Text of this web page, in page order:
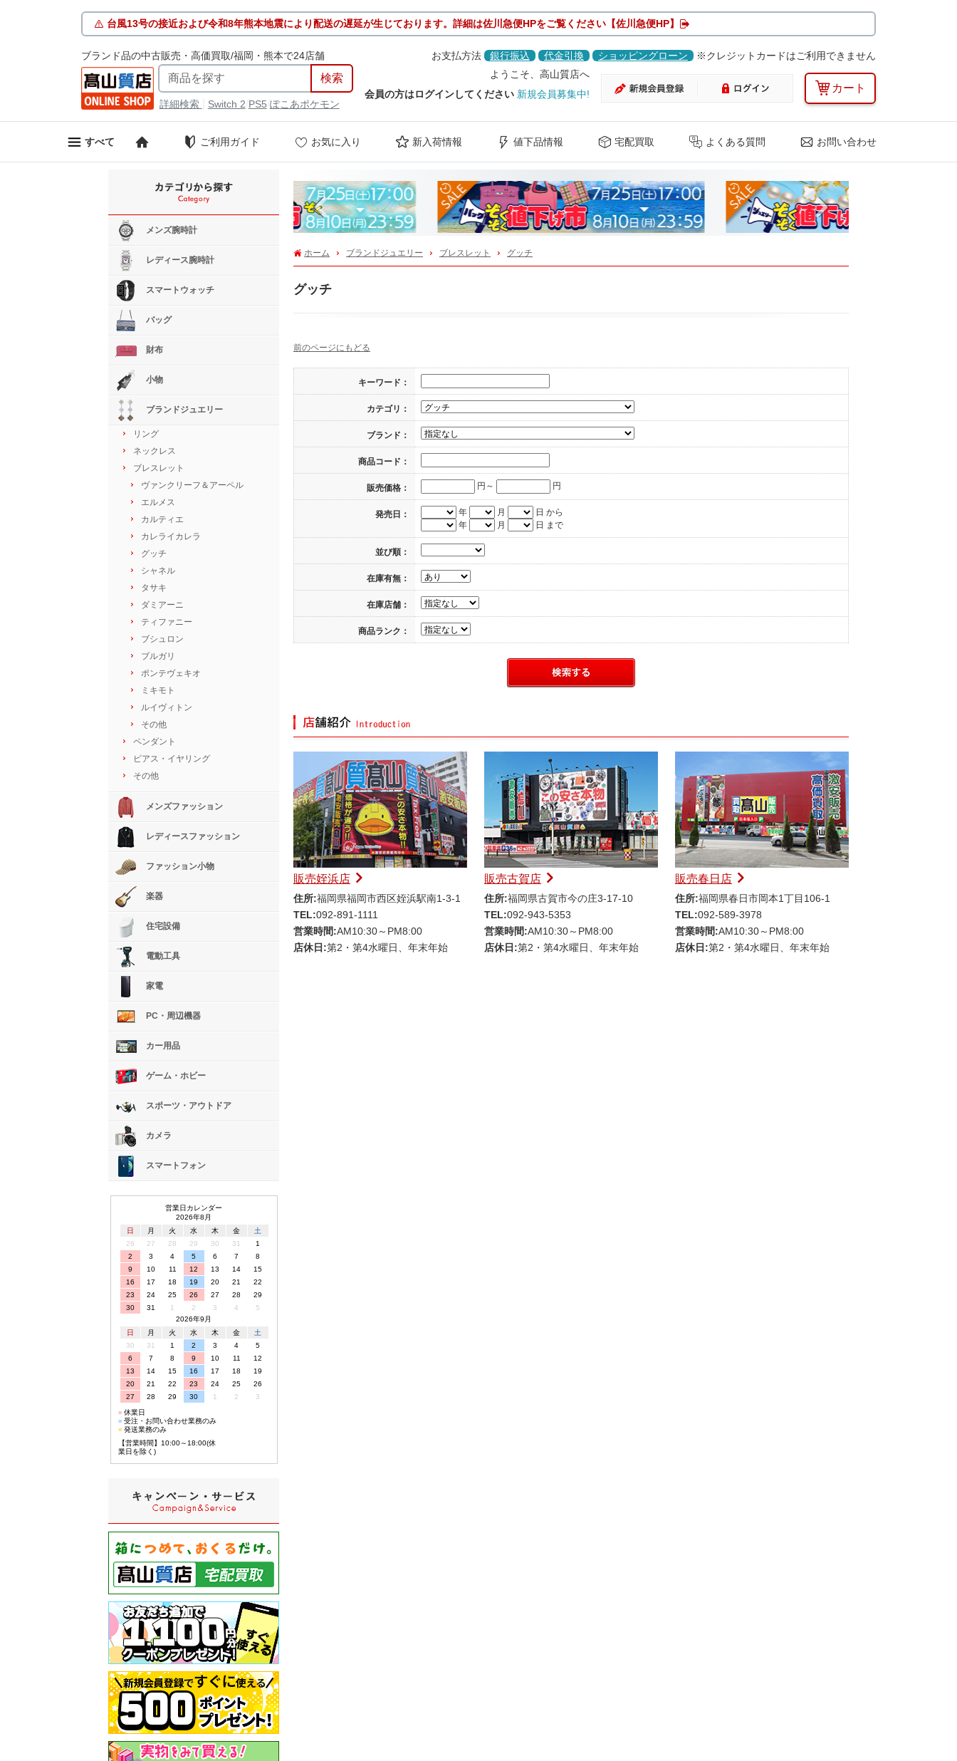
台風13号の接近および令和8年熊本地震により配送の遅延が生じております。詳細は佐川急便HPをご覧ください【佐川急便HP】
ブランド品の中古販売・高価買取/福岡・熊本で24店舗 お支払方法 銀行振込 代金引換 ショッピングローン ※クレジットカードはご利用できません
詳細検索 Switch 2 PS5 ぽこあポケモン
ようこそ、高山質店へ
会員の方はログインしてください 新規会員募集中! カート
すべて ご利用ガイド お気に入り 新入荷情報 値下品情報 宅配買取 よくある質問 お問い合わせ
Previous Next
ホーム ブランドジュエリー ブレスレット グッチ
グッチ
前のページにもどる
キーワード：
カテゴリ：
ブランド：
商品コード：
販売価格： 円～ 円
発売日： 年 月
日 から
年
月 日 まで
並び順：
在庫有無：
在庫店舗：
商品ランク：
販売姪浜店
住所:福岡県福岡市西区姪浜駅南1-3-1
TEL:092-891-1111
営業時間:AM10:30～PM8:00
店休日:第2・第4水曜日、年末年始
販売古賀店
住所:福岡県古賀市今の庄3-17-10
TEL:092-943-5353
営業時間:AM10:30～PM8:00
店休日:第2・第4水曜日、年末年始
販売春日店
住所:福岡県春日市岡本1丁目106-1
TEL:092-589-3978
営業時間:AM10:30～PM8:00
店休日:第2・第4水曜日、年末年始
メンズ腕時計
レディース腕時計
スマートウォッチ
バッグ
財布
小物
ブランドジュエリー
リング
ネックレス
ブレスレット
ヴァンクリーフ＆アーペル
エルメス
カルティエ
カレライカレラ
グッチ
シャネル
タサキ
ダミアーニ
ティファニー
ブシュロン
ブルガリ
ポンテヴェキオ
ミキモト
ルイヴィトン
その他
ペンダント
ピアス・イヤリング
その他
メンズファッション
レディースファッション
ファッション小物
楽器
住宅設備
電動工具
家電
PC・周辺機器
カー用品
ゲーム・ホビー
スポーツ・アウトドア
カメラ
スマートフォン
営業日カレンダー
2026年8月
日
月 火 水 木 金
土
26
27 28 29 30 31
1
2
3 4 5 6 7
8
9
10 11 12 13 14
15
16
17 18 19 20 21
22
23
24 25 26 27 28
29
30
31 1 2 3 4
5
2026年9月
日
月 火 水 木 金
土
30
31 1 2 3 4
5
6
7 8 9 10 11
12
13
14 15 16 17 18
19
20
21 22 23 24 25
26
27
28 29 30 1 2
3
■休業日
■受注・お問い合わせ業務のみ
■発送業務のみ
【営業時間】10:00～18:00(休
業日を除く)